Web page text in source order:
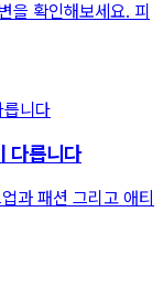
을 확인해보세요. 피
다릅니다
과 패션 그리고 애티